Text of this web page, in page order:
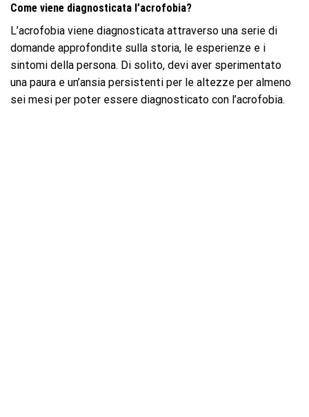
Come viene diagnosticata l’acrofobia?
L’acrofobia viene diagnosticata attraverso una serie di
domande approfondite sulla storia, le esperienze e i
sintomi della persona. Di solito, devi aver sperimentato
una paura e un’ansia persistenti per le altezze per almeno
sei mesi per poter essere diagnosticato con l’acrofobia.